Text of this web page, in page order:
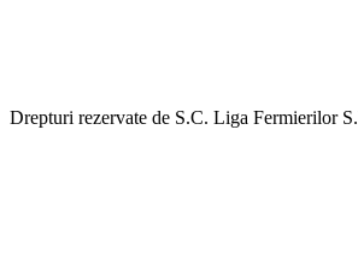
Drepturi rezervate de S.C. Liga Fermierilor